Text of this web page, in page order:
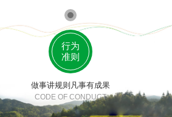
行为
准则
做事讲规则凡事有成果
CODE OF CONDUCT